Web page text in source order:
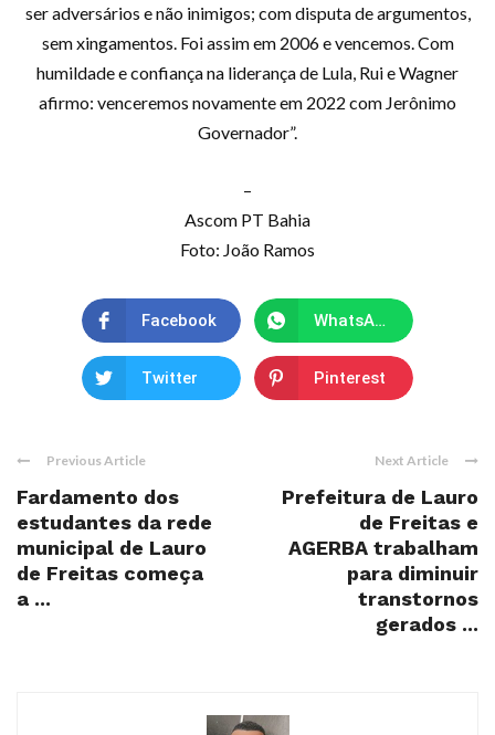
ser adversários e não inimigos; com disputa de argumentos,
sem xingamentos. Foi assim em 2006 e vencemos. Com
humildade e confiança na liderança de Lula, Rui e Wagner
afirmo: venceremos novamente em 2022 com Jerônimo
Governador”.
–
Ascom PT Bahia
Foto: João Ramos
Facebook WhatsApp
Twitter Pinterest
Previous Article
Fardamento dos
estudantes da rede
municipal de Lauro
de Freitas começa
a ...
Next Article
Prefeitura de Lauro
de Freitas e
AGERBA trabalham
para diminuir
transtornos
gerados ...